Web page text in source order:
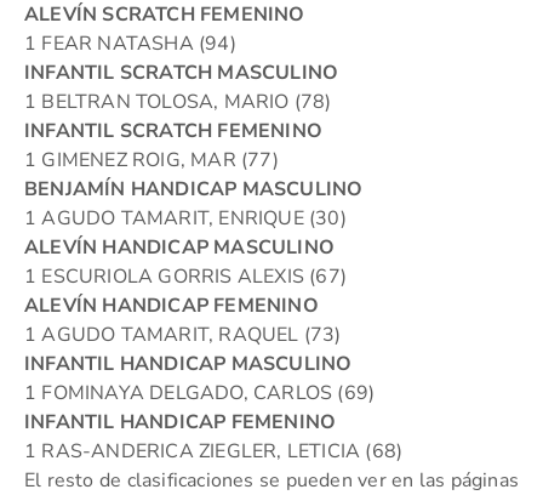
ALEVÍN SCRATCH FEMENINO
1 FEAR NATASHA (94)
INFANTIL SCRATCH MASCULINO
1 BELTRAN TOLOSA, MARIO (78)
INFANTIL SCRATCH FEMENINO
1 GIMENEZ ROIG, MAR (77)
BENJAMÍN HANDICAP MASCULINO
1 AGUDO TAMARIT, ENRIQUE (30)
ALEVÍN HANDICAP MASCULINO
1 ESCURIOLA GORRIS ALEXIS (67)
ALEVÍN HANDICAP FEMENINO
1 AGUDO TAMARIT, RAQUEL (73)
INFANTIL HANDICAP MASCULINO
1 FOMINAYA DELGADO, CARLOS (69)
INFANTIL HANDICAP FEMENINO
1 RAS-ANDERICA ZIEGLER, LETICIA (68)
El resto de clasificaciones se pueden ver en las páginas